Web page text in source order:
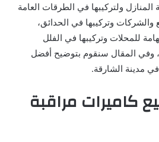
المنازل ولتركيبها في الطرقات العامة
وتركيبها في الحدائق،
للمحلات وتركيبها في الفلل
وفي المقال سنقوم بتوضيح أفضل
مدينة الشارقة.
كاميرات مراقبة